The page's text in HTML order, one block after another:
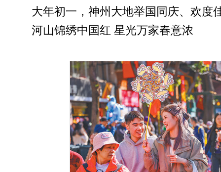
大年初一，神州大地举国同庆、欢
河山锦绣中国红 星光万家春意浓